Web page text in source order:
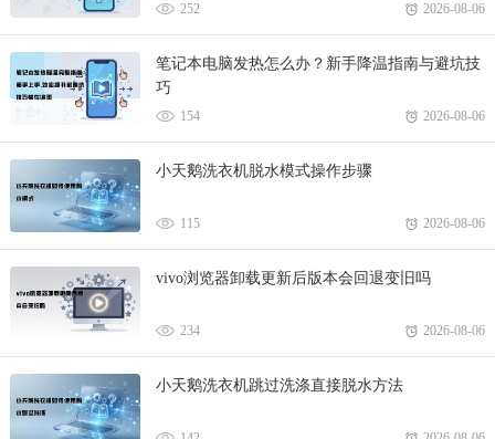
252 2026-08-06
笔记本电脑发热怎么办？新手降温指南与避坑技
巧
154 2026-08-06
小天鹅洗衣机脱水模式操作步骤
115 2026-08-06
vivo浏览器卸载更新后版本会回退变旧吗
234 2026-08-06
小天鹅洗衣机跳过洗涤直接脱水方法